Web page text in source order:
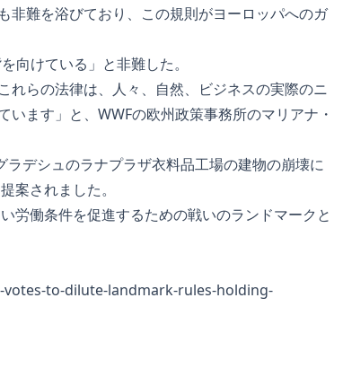
非難を浴びており、この規則がヨーロッパへのガ
向けている」と非難した。
れらの法律は、人々、自然、ビジネスの実際のニ
ます」と、WWFの欧州政策事務所のマリアナ・
デシュのラナプラザ衣料品工場の建物の崩壊に
案されました。
労働条件を促進するための戦いのランドマークと
to-dilute-landmark-rules-holding-